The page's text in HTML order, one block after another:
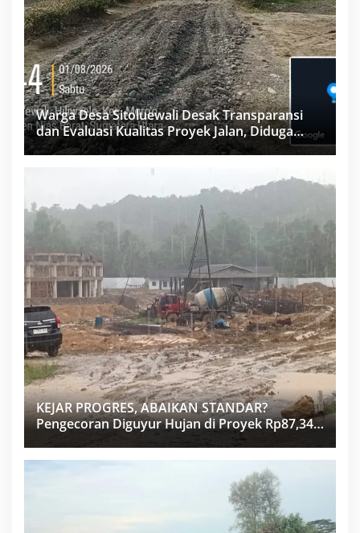
Warga Desa Sitoluewali Desak Transparansi
dan Evaluasi Kualitas Proyek Jalan, Diduga
Minim Informasi
KEJAR PROGRES, ABAIKAN STANDAR?
Pengecoran Diguyur Hujan di Proyek Rp87,34
Miliar Sukma Nias, Konsultan, Pengawas dan
PPK Bungkam